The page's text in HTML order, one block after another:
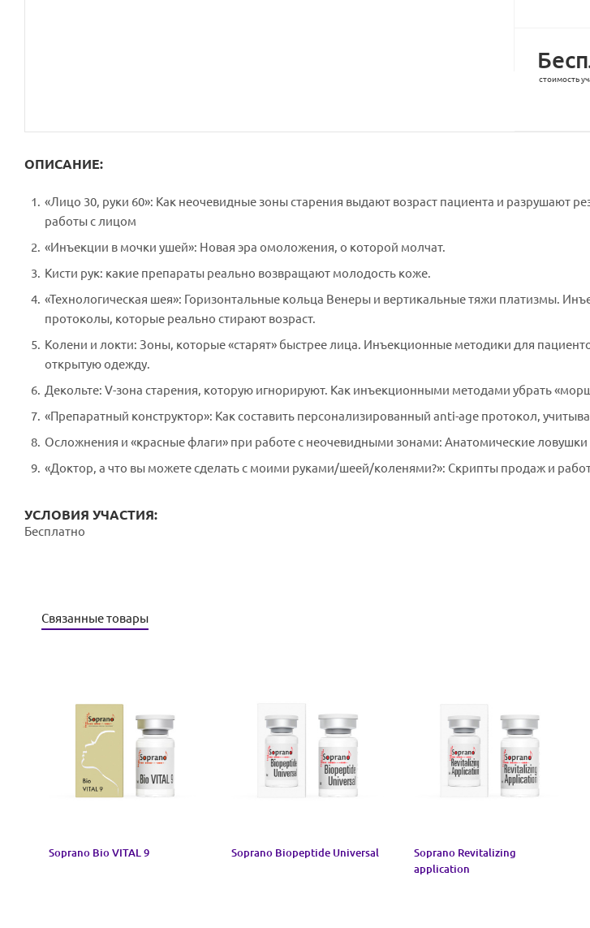
стоимость
ОПИСАНИЕ:
«Лицо 30, руки 60»: Как неочевидные зоны старения выдают возраст пациента и разрушают
работы с лицом
«Инъекции в мочки ушей»: Новая эра омоложения, о которой молчат.
Кисти рук: какие препараты реально возвращают молодость коже.
«Технологическая шея»: Горизонтальные кольца Венеры и вертикальные тяжи платизмы.
протоколы, которые реально стирают возраст.
Колени и локти: Зоны, которые «старят» быстрее лица. Инъекционные методики для
открытую одежду.
Декольте: V-зона старения, которую игнорируют. Как инъекционными методами убрать
«Препаратный конструктор»: Как составить персонализированный anti-age протокол,
Осложнения и «красные флаги» при работе с неочевидными зонами: Анатомические ловушки
«Доктор, а что вы можете сделать с моими руками/шеей/коленями?»: Скрипты продаж и
УСЛОВИЯ УЧАСТИЯ:
Бесплатно
Связанные товары
Soprano Bio VITAL 9 Soprano Biopeptide Universal
Soprano Revitalizing
application